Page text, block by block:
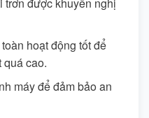
được khuyến nghị
hoạt động tốt để
quá cao.
máy để đảm bảo an